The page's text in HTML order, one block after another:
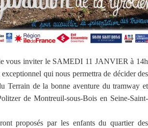
vous inviter le SAMEDI 11 JANVIER à 14h
qui nous permettra de décider des
Terrain de la bonne aventure du tramway et
de Montreuil-sous-Bois en Seine-Saint-
proposés par les enfants du quartier des